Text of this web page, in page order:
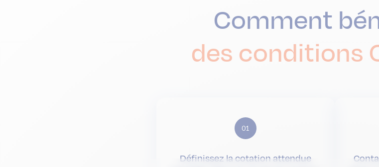
Comment
des conditions
01
Définissez la cotation attendue